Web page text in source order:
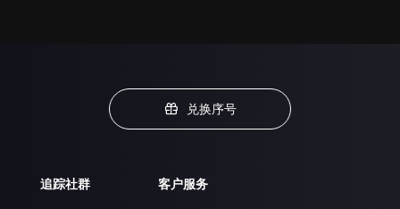
兑换序号
追踪社群 客户服务